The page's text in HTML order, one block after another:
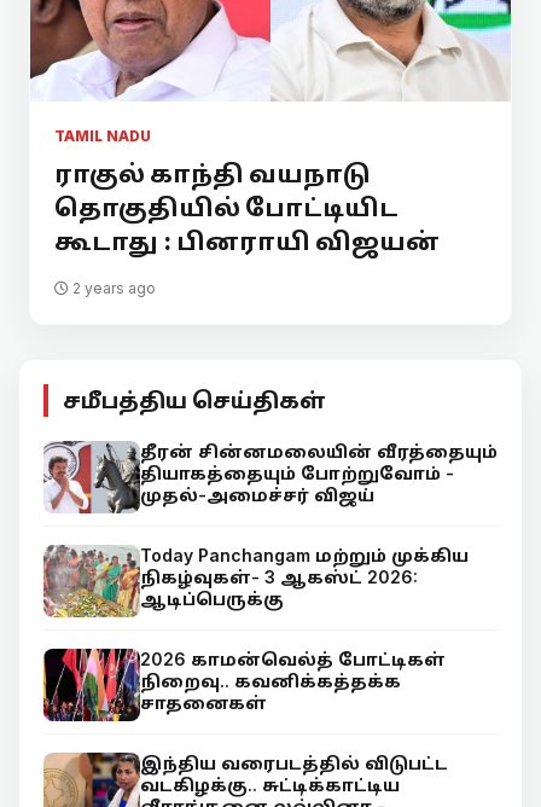
TAMIL NADU
ராகுல் காந்தி வயநாடு
தொகுதியில் போட்டியிட
கூடாது : பினராயி விஜயன்
2 years ago
சமீபத்திய செய்திகள்
தீரன் சின்னமலையின் வீரத்தையும்
தியாகத்தையும் போற்றுவோம் -
முதல்-அமைச்சர் விஜய்
Today Panchangam மற்றும் முக்கிய
நிகழ்வுகள்- 3 ஆகஸ்ட் 2026:
ஆடிப்பெருக்கு
2026 காமன்வெல்த் போட்டிகள்
நிறைவு.. கவனிக்கத்தக்க
சாதனைகள்
இந்திய வரைபடத்தில் விடுபட்ட
வடகிழக்கு.. சுட்டிக்காட்டிய